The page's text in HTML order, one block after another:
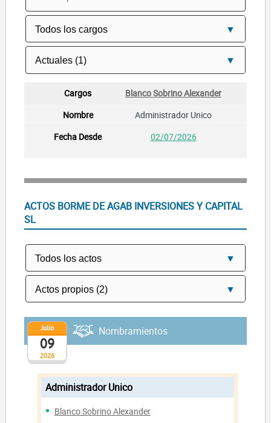
Blanco Sobrino Alexander
Administrador Unico
02/07/2026
ACTOS BORME DE AGAB INVERSIONES Y CAPITAL
SL
2026
Julio
09
Nombramientos
Administrador Unico
Blanco Sobrino Alexander